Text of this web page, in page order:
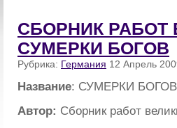
СБОРНИК
СУМЕРКИ БОГОВ
Рубрика: Германия 12 Апрель
Название: СУМЕРКИ БОГОВ
Автор: Сборник работ